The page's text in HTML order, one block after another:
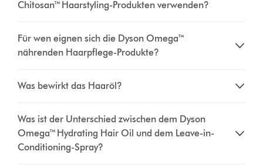
Chitosan™ Haarstyling-Produkten verwenden?
Für wen eignen sich die Dyson Omega™
nährenden Haarpflege-Produkte?
Was bewirkt das Haaröl?
Was ist der Unterschied zwischen dem Dyson
Omega™ Hydrating Hair Oil und dem Leave-in-
Conditioning-Spray?